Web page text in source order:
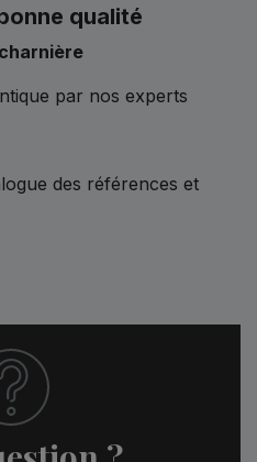
qualité
par nos experts
des références et